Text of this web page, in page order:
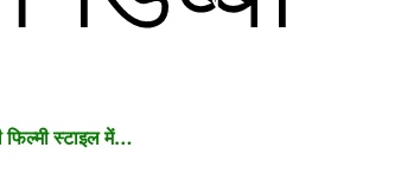
फिल्मी स्टाइल में…